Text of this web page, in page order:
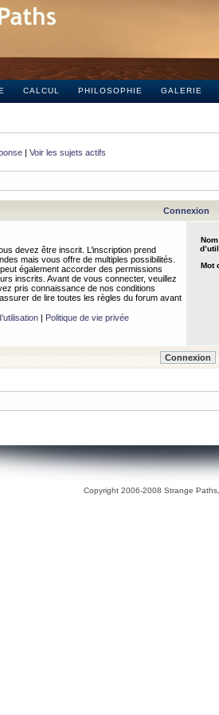
CALCUL PHILOSOPHIE GALERIE
| Voir les sujets actifs
Connexion
devez être inscrit. L’inscription prend
mais vous offre de multiples possibilités.
également accorder des permissions
inscrits. Avant de vous connecter, veuillez
pris connaissance de nos conditions
de lire toutes les règles du forum avant
| Politique de vie privée
Nom
Mot
Copyright 2006-2008 Strange